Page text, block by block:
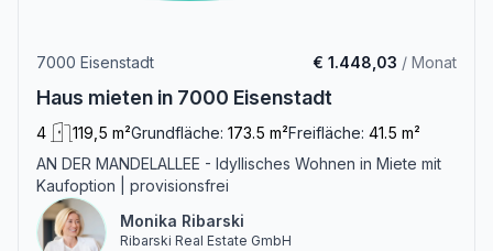
7000 Eisenstadt € 1.448,03 / Monat
Haus mieten in 7000 Eisenstadt
4 119,5 m²Grundfläche: 173.5 m²Freifläche: 41.5 m²
AN DER MANDELALLEE - Idyllisches Wohnen in Miete mit
Kaufoption | provisionsfrei
Monika Ribarski
Ribarski Real Estate GmbH